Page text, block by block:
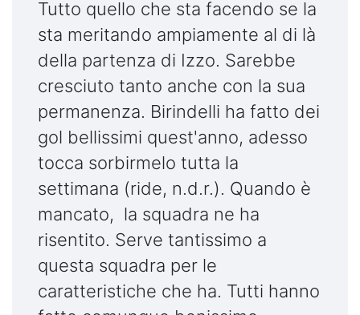
Tutto quello che sta facendo se la
sta meritando ampiamente al di là
della partenza di Izzo. Sarebbe
cresciuto tanto anche con la sua
permanenza. Birindelli ha fatto dei
gol bellissimi quest'anno, adesso
tocca sorbirmelo tutta la
settimana (ride, n.d.r.). Quando è
mancato, la squadra ne ha
risentito. Serve tantissimo a
questa squadra per le
caratteristiche che ha. Tutti hanno